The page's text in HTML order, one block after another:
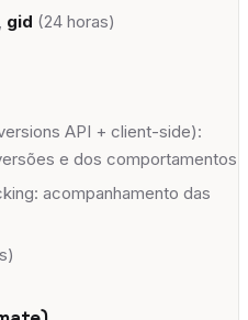
gid (24 horas)
API + client-side):
e dos comportamentos
acompanhamento das